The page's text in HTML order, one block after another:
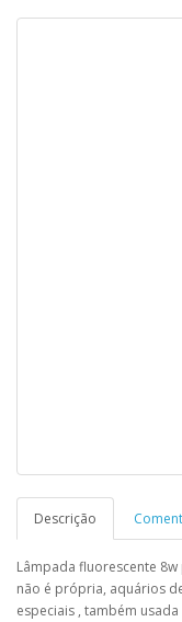
Descrição
Lâmpada fluorescente
não é própria, aquários
especiais , também